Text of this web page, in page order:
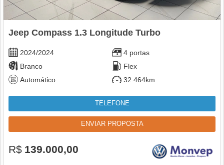
Jeep Compass 1.3 Longitude Turbo
2024/2024
4 portas
Branco
Flex
Automático
32.464km
TELEFONE
ENVIAR PROPOSTA
R$ 139.000,00